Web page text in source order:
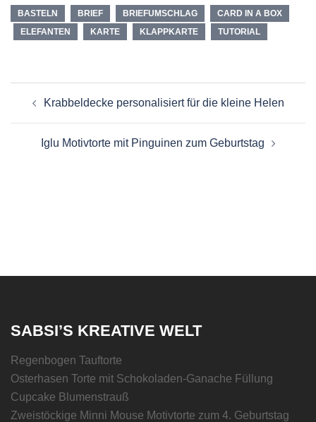
BASTELN BRIEF BRIEFUMSCHLAG
CARD IN A BOX
ELEFANTEN
KARTE KLAPPKARTE TUTORIAL
Krabbeldecke personalisiert für die kleine Helen
Iglu Motivtorte mit Pinguinen zum Geburtstag
SABSI’S KREATIVE WELT
Regenbogen Tauftorte
Osterhasen Torte mit Schokoladen-Ganache Füllung
Cupcake Blumenstrauß
Zweistöckige Minni Mouse Motivtorte zum 4. Geburtstag